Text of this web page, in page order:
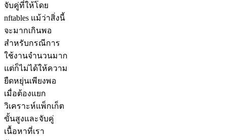
จับคู่ที่ให้โดย
nftables แม้ว่าสิ่งนี้
จะมากเกินพอ
สำหรับกรณีการ
ใช้งานจำนวนมาก
แต่ก็ไม่ได้ให้ความ
ยืดหยุ่นเพียงพอ
เมื่อต้องแยก
วิเคราะห์แพ็กเก็ต
ขั้นสูงและจับคู่
เนื้อหาที่เรา